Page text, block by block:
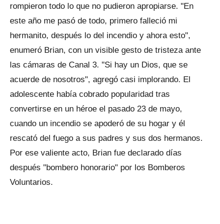
rompieron todo lo que no pudieron apropiarse. "En
este año me pasó de todo, primero falleció mi
hermanito, después lo del incendio y ahora esto",
enumeró Brian, con un visible gesto de tristeza ante
las cámaras de Canal 3. "Si hay un Dios, que se
acuerde de nosotros", agregó casi implorando. El
adolescente había cobrado popularidad tras
convertirse en un héroe el pasado 23 de mayo,
cuando un incendio se apoderó de su hogar y él
rescató del fuego a sus padres y sus dos hermanos.
Por ese valiente acto, Brian fue declarado días
después "bombero honorario" por los Bomberos
Voluntarios.